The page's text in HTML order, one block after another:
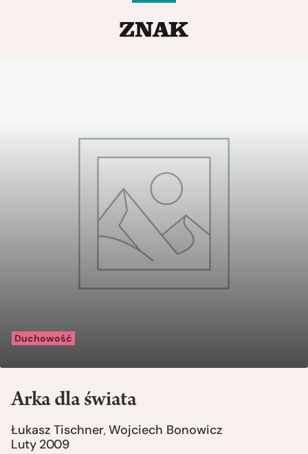
Duchowość
Arka dla świata
Łukasz Tischner,Wojciech Bonowicz
Luty 2009